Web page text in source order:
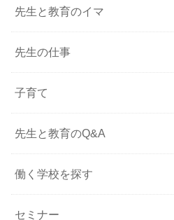
先生と教育のイマ
先生の仕事
子育て
先生と教育のQ&A
働く学校を探す
セミナー